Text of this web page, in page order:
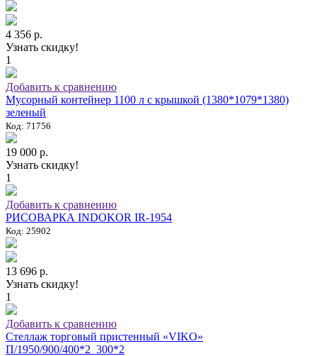
4 356 р.
Узнать скидку!
1
Добавить к сравнению
Мусорный контейнер 1100 л с крышкой (1380*1079*1380)
зеленый
Код: 71756
19 000 р.
Узнать скидку!
1
Добавить к сравнению
РИСОВАРКА INDOKOR IR-1954
Код: 25902
13 696 р.
Узнать скидку!
1
Добавить к сравнению
Стеллаж торговый пристенный «VIKO»
П/1950/900/400*2_300*2